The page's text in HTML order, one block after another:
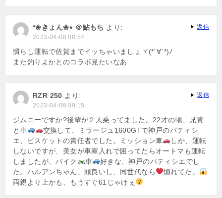
*❀きょん❀٭ ＠鮎もち より:
2023-04-08 08:54
慣らし運転で佐賀までイッちゃいましょヾ(*´∀`*)ﾉ
また釣りよかとのコラボ見たいなあ
返信
RZR 250 より:
2023-04-08 09:15
ジムニーですか?後輩が２人乗ってました。22才の頃、兄貴
と車
交換して、ミラージュ1600GTで神戸のパティシ
エ、ビスケットの責任者でした。ミッション車
しか、運転
しないですが、美女が車庫入れで困ってたらオートマも運転
しましたが、バイク
車
好きな、神戸のパティシエでし
た。ハルアンちゃん、頭良いし、同世代なら
惚れてた。
両親より上かも、もうすぐ61じゃけぇ
返信